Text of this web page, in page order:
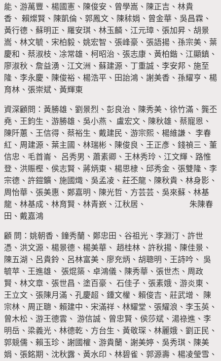
能、游萬豐、楊國憲、陳俊安、曾學嵩、陳正吉、林貴
香、 賴燦賢、陳凱倫、郭鳳文、陳秫娟、曾金華、吳昌霖、
黃行德、蘇明正、羅安琪、林玉麟、江元璋、張加昇、胡景
嵩、林文毓、宋柏毅、姚宏智、張峰豪、張語揚、孫宗美、葉
慶和、蔡淑枝、凃常雄、柯昭治、張志康、黃柏鍇、江顯鎮、
廖淑秋、詹益湧、江文洲、蘇建源、丁重誠、李安邦、施至
隆、李永慶、陳俊裕、楊浩平、田詒鴻、謝美香、孫耀亨、楊
育林、張崇斌、黃輝東
資深顧問：黃勝雄、劉景烈、彭良治、陳秀美、徐竹滿、龔丕
堯、王鈞生、游勝雄、吳小燕、 盧宏文、陳秋雄、蔡寵恩、
陳阡蕙、王信得、蔡裕生、戴建民、游宗熙、楊維謙、 李春
紅、周建源、葉主國、林瑞彬、陳俊良、王正彥、錢禎三、董
信忠、毛首崙、 呂秀男、蕭素卿、王林秀玲、江文輝、路惟
登、洪賑樫、侯志賢、蔣炳東、楊思棣、邱秀金、張雙隆、李
宗德、許鎧鑛、施國熾、吳孟凌、莊丕龍、陳秋貴、林身影、
周怡華、張美惠、鄭嘉明、陳光哲、方芸芸、吳來蘇、林基
龍、林基成、林育賢、林青嶔、江秋居、 朱陳春
田、戴嘉鴻
顧 問：姚朝香、鐘秀蘭、鄭忠田、谷祖光、李淵汀、許世
憑、洪文源、楊景德、楊美華、 趙桂林、許秋揚、陳佳景、
陳五湖、呂貴鈴、呂林富美、廖充炳、胡聰明、王詩吟、 吳
毓苹、王進雄、 張焜築、卓鴻儀、陳秀華、張世杰、周政
賢、林文章、張世昌、塗百豪、 石佳子、張素娥、游炎東、
王立文、張陳月滿、孔慶超、鍾文權、賴俊吉、莊武增、 陳
宗林、周正聰、賴建中、宋滿祥、林耀堂、張耀浪、李玉英、
曾木松、游王德雲、 游信誠、曾忠賢、侯莎斌、湯祿進、李
明岳、梁義光、林德乾、方台生、黃敬琛、林麗娥、劉正民、
郭競儒、賴玉珍、謝國權、游貴蘭、謝美婷、吳秀琪、陳美
娟、張銘期、沈秋露、黃水印、林碧雀、郭源壽、楊凌瑩雪、